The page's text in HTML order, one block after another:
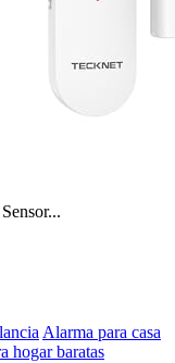
Alarma para casa
hogar baratas